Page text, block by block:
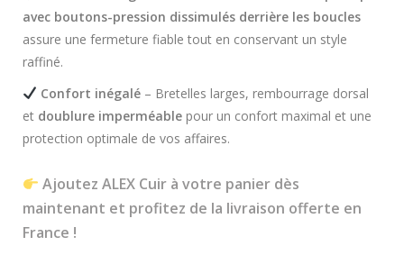
avec boutons-pression dissimulés derrière les boucles
assure une fermeture fiable tout en conservant un style
raffiné.
Confort inégalé– Bretelles larges, rembourrage dorsal
et doublure imperméable pour un confort maximal et une
protection optimale de vos affaires.
Ajoutez ALEX Cuir à votre panier dès
maintenant et profitez de la livraison offerte en
France !